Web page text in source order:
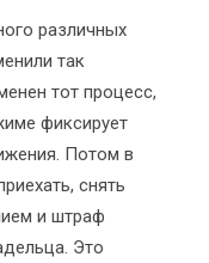
различных
так
тот процесс,
фиксирует
Потом в
снять
и штраф
Это